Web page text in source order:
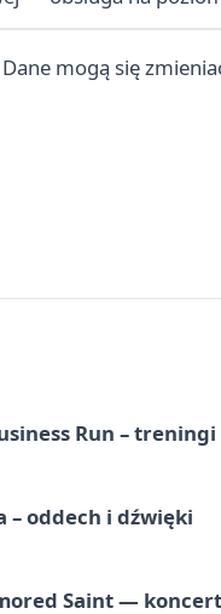
mogą się
Run – treningi
– oddech i dźwięki
Saint —